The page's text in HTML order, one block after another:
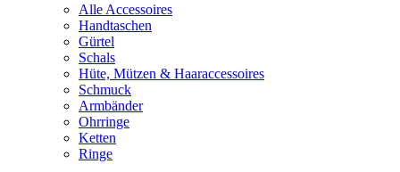
Alle Accessoires
Handtaschen
Gürtel
Schals
Hüte, Mützen & Haaraccessoires
Schmuck
Armbänder
Ohrringe
Ketten
Ringe